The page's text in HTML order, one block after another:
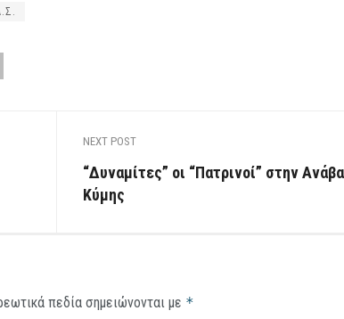
NEXT POST
“Δυναμίτες” οι “Πατρινοί” στην
Κύμης
πεδία σημειώνονται με *